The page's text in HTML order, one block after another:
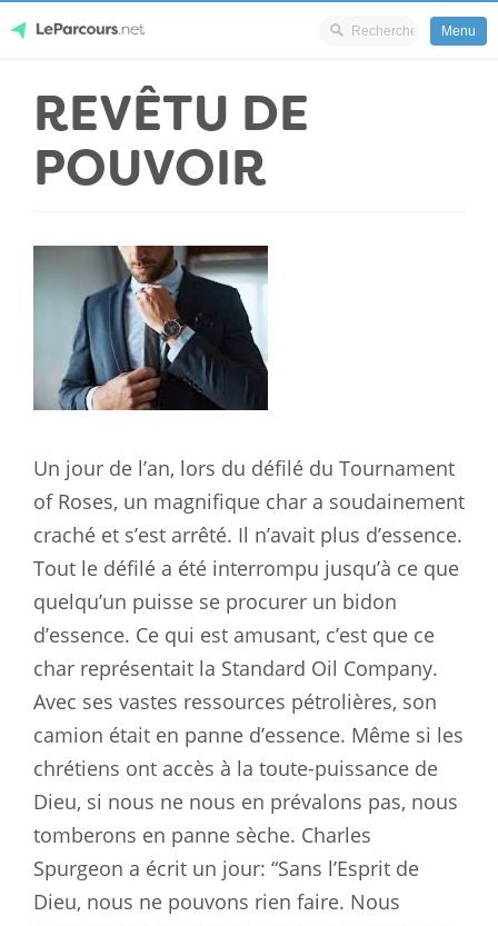
content
LeParcours.net
Menu
REVÊTU DE
POUVOIR
Un jour de l’an, lors du défilé du Tournament
of Roses, un magnifique char a soudainement
craché et s’est arrêté. Il n’avait plus d’essence.
Tout le défilé a été interrompu jusqu’à ce que
quelqu’un puisse se procurer un bidon
d’essence. Ce qui est amusant, c’est que ce
char représentait la Standard Oil Company.
Avec ses vastes ressources pétrolières, son
camion était en panne d’essence. Même si les
chrétiens ont accès à la toute-puissance de
Dieu, si nous ne nous en prévalons pas, nous
tomberons en panne sèche. Charles
Spurgeon a écrit un jour: “Sans l’Esprit de
Dieu, nous ne pouvons rien faire. Nous